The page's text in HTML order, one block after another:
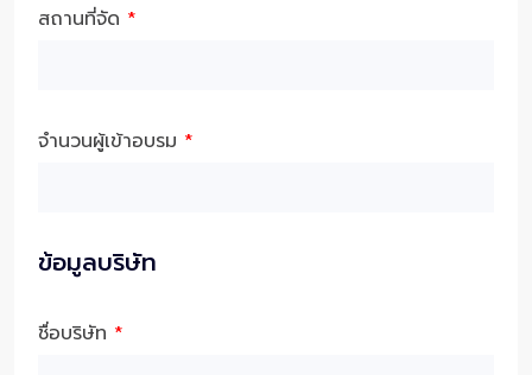
สถานที่จัด *
จำนวนผู้เข้าอบรม *
ข้อมูลบริษัท
ชื่อบริษัท *